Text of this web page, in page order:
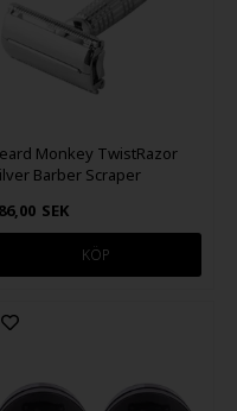
Monkey TwistRazor
Barber Scraper
SEK